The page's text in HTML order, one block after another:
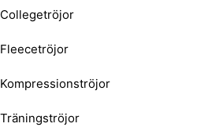
Collegetröjor
Fleecetröjor
Kompressionströjor
Träningströjor